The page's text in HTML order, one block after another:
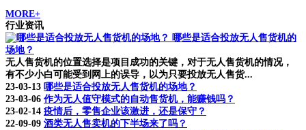
MORE+
行业资讯
哪些是适合投放无人售货机的
场地？
无人售货机的位置选择是项目成功的关键，对于无人售货机的情况，
有不少小白可能受到网上的误导，以为只要投放无人售货...
23-03-13 哪些是适合投放无人售货机的场地？
23-03-06 作为无人值守模式的自动售货机，能赚钱吗？
23-02-14 疫情后，零售企业该激进，还是保守？
22-09-09 酒类无人售卖机的下半场来了吗？